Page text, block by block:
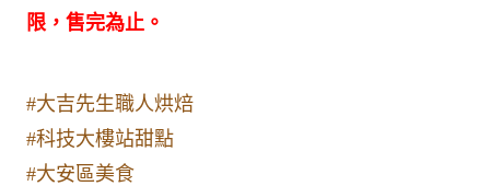
限，售完為止。
#大吉先生職人烘焙
#科技大樓站甜點
#大安區美食